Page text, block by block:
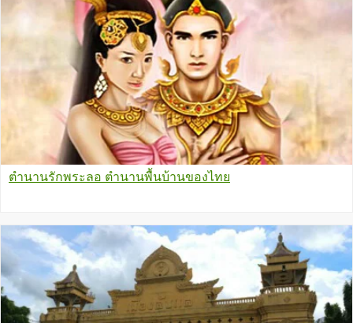
ตำนานรักพระลอ ตำนานพื้นบ้านของไทย